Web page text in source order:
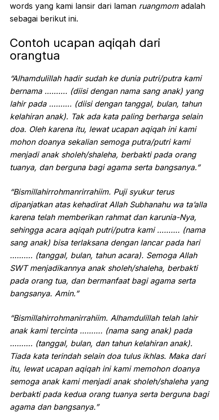
words yang kami lansir dari laman ruangmomadalah
sebagai berikut ini.
Contoh ucapan aqiqah dari
orangtua
“Alhamdulillah hadir sudah ke dunia putri/putra kami
bernama ………. (diisi dengan nama sang anak) yang
lahir pada ………. (diisi dengan tanggal, bulan, tahun
kelahiran anak). Tak ada kata paling berharga selain
doa. Oleh karena itu, lewat ucapan aqiqah ini kami
mohon doanya sekalian semoga putra/putri kami
menjadi anak sholeh/shaleha, berbakti pada orang
tuanya, dan berguna bagi agama serta bangsanya.”
“Bismillahirrohmanrirrahiim. Puji syukur terus
dipanjatkan atas kehadirat Allah Subhanahu wa ta’alla
karena telah memberikan rahmat dan karunia-Nya,
sehingga acara aqiqah putri/putra kami ………. (nama
sang anak) bisa terlaksana dengan lancar pada hari
………. (tanggal, bulan, tahun acara). Semoga Allah
SWT menjadikannya anak sholeh/shaleha, berbakti
pada orang tua, dan bermanfaat bagi agama serta
bangsanya. Amin.”
“Bismillahirrohmanirrahiim. Alhamdulillah telah lahir
anak kami tercinta ………. (nama sang anak) pada
………. (tanggal, bulan, dan tahun kelahiran anak).
Tiada kata terindah selain doa tulus ikhlas. Maka dari
itu, lewat ucapan aqiqah ini kami memohon doanya
semoga anak kami menjadi anak sholeh/shaleha yang
berbakti pada kedua orang tuanya serta berguna bagi
agama dan bangsanya.”